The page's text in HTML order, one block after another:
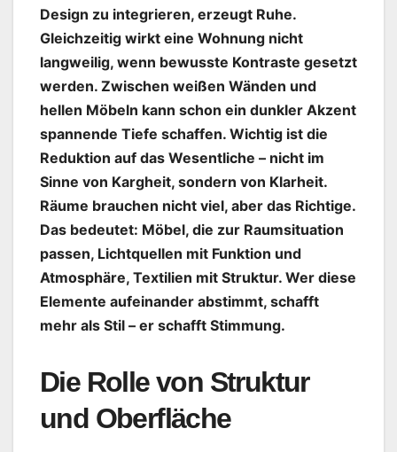
Design zu integrieren, erzeugt Ruhe.
Gleichzeitig wirkt eine Wohnung nicht
langweilig, wenn bewusste Kontraste gesetzt
werden. Zwischen weißen Wänden und
hellen Möbeln kann schon ein dunkler Akzent
spannende Tiefe schaffen. Wichtig ist die
Reduktion auf das Wesentliche – nicht im
Sinne von Kargheit, sondern von Klarheit.
Räume brauchen nicht viel, aber das Richtige.
Das bedeutet: Möbel, die zur Raumsituation
passen, Lichtquellen mit Funktion und
Atmosphäre, Textilien mit Struktur. Wer diese
Elemente aufeinander abstimmt, schafft
mehr als Stil – er schafft Stimmung.
Die Rolle von Struktur
und Oberfläche